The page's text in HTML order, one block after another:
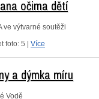
očima dětí
ve výtvarné soutěži
foto: 5 | Více
a dýmka míru
Vodě